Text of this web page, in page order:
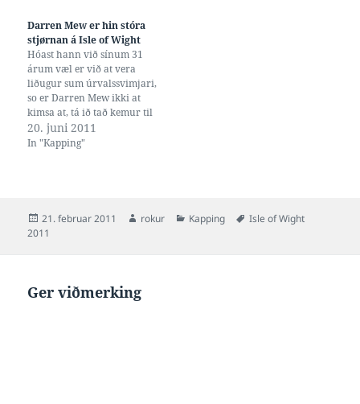
2013. Og jú, har verður
svimjing eisini…
Darren Mew er hin stóra
stjørnan á Isle of Wight
Hóast hann við sínum 31
árum væl er við at vera
liðugur sum úrvalssvimjari,
so er Darren Mew ikki at
kimsa at, tá ið tað kemur til
bringusvimjing á Isle of
Wight. Hann eigur enn
20. juni 2011
In "Kapping"
Posted
on
21. februar 2011 Author
rokur Categories
Kapping Tags
Isle of Wight
2011
Ger viðmerking